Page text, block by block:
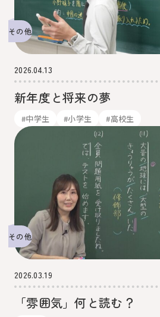
その他
2026.04.13
新年度と将来の夢
#中学生 #小学生 #高校生
その他
2026.03.19
「雰囲気」何と読む？